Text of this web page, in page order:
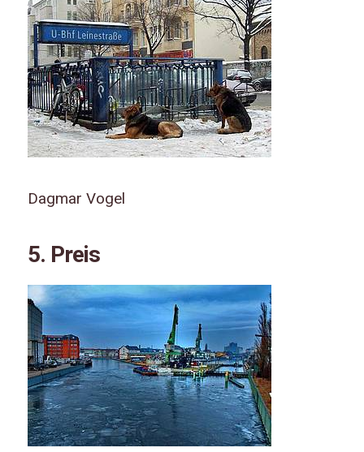
Dagmar Vogel
5. Preis